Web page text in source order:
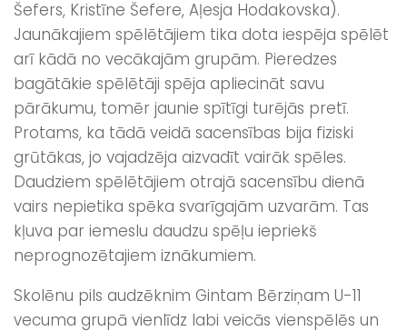
Šefers, Kristīne Šefere, Aļesja Hodakovska).
Jaunākajiem spēlētājiem tika dota iespēja spēlēt
arī kādā no vecākajām grupām. Pieredzes
bagātākie spēlētāji spēja apliecināt savu
pārākumu, tomēr jaunie spītīgi turējās pretī.
Protams, ka tādā veidā sacensības bija fiziski
grūtākas, jo vajadzēja aizvadīt vairāk spēles.
Daudziem spēlētājiem otrajā sacensību dienā
vairs nepietika spēka svarīgajām uzvarām. Tas
kļuva par iemeslu daudzu spēļu iepriekš
neprognozētajiem iznākumiem.
Skolēnu pils audzēknim Gintam Bērziņam U-11
vecuma grupā vienlīdz labi veicās vienspēlēs un